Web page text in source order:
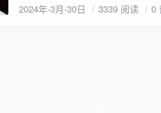
2024年-3月-30日 3339 阅读 0